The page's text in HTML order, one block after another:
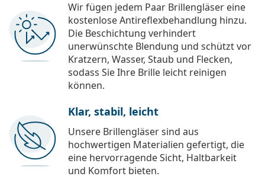
Wir fügen jedem Paar Brillengläser eine
kostenlose Antireflexbehandlung hinzu.
Die Beschichtung verhindert
unerwünschte Blendung und schützt vor
Kratzern, Wasser, Staub und Flecken,
sodass Sie Ihre Brille leicht reinigen
können.
Klar, stabil, leicht
Unsere Brillengläser sind aus
hochwertigen Materialien gefertigt, die
eine hervorragende Sicht, Haltbarkeit
und Komfort bieten.